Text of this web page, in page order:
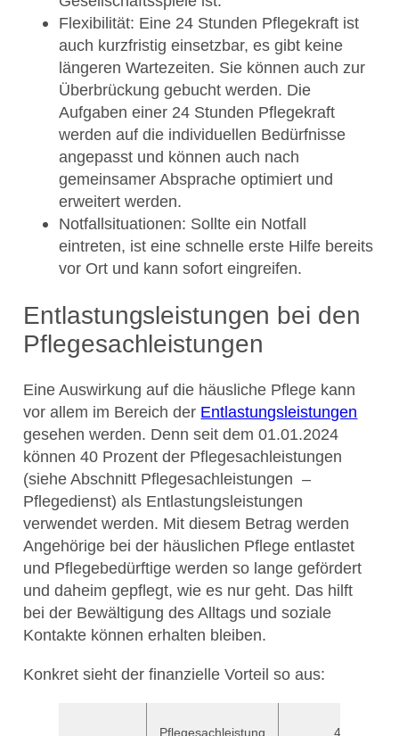
Flexibilität: Eine 24 Stunden Pflegekraft ist
auch kurzfristig einsetzbar, es gibt keine
längeren Wartezeiten. Sie können auch zur
Überbrückung gebucht werden. Die
Aufgaben einer 24 Stunden Pflegekraft
werden auf die individuellen Bedürfnisse
angepasst und können auch nach
gemeinsamer Absprache optimiert und
erweitert werden.
Notfallsituationen: Sollte ein Notfall
eintreten, ist eine schnelle erste Hilfe bereits
vor Ort und kann sofort eingreifen.
Entlastungsleistungen bei den
Pflegesachleistungen
Eine Auswirkung auf die häusliche Pflege kann
vor allem im Bereich der Entlastungsleistungen
gesehen werden. Denn seit dem 01.01.2024
können 40 Prozent der Pflegesachleistungen
(siehe Abschnitt Pflegesachleistungen –
Pflegedienst) als Entlastungsleistungen
verwendet werden. Mit diesem Betrag werden
Angehörige bei der häuslichen Pflege entlastet
und Pflegebedürftige werden so lange gefördert
und daheim gepflegt, wie es nur geht. Das hilft
bei der Bewältigung des Alltags und soziale
Kontakte können erhalten bleiben.
Konkret sieht der finanzielle Vorteil so aus:
Pflegesachleistung 40%